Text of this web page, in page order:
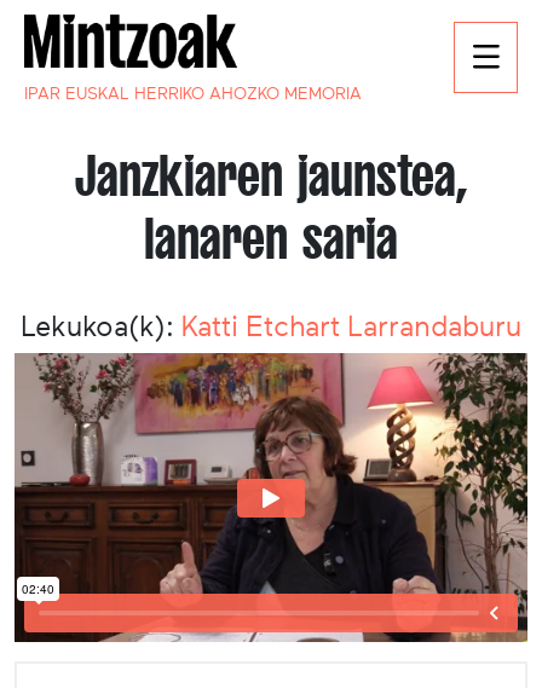
IPAR EUSKAL HERRIKO AHOZKO MEMORIA
Janzkiaren jaunstea,
lanaren saria
Lekukoa(k): Katti Etchart Larrandaburu